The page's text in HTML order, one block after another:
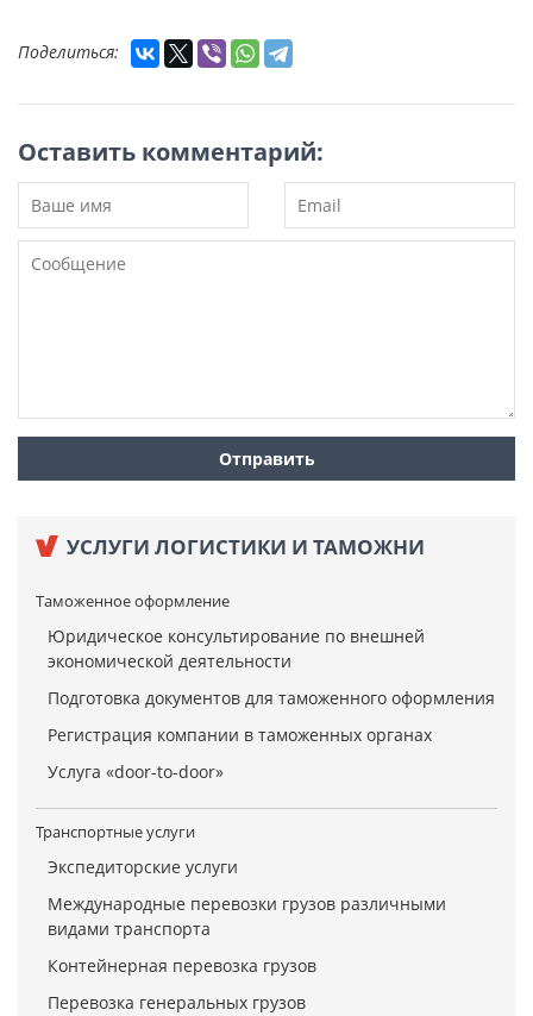
Поделиться:
Оставить комментарий:
УСЛУГИ ЛОГИСТИКИ И ТАМОЖНИ
Таможенное оформление
Юридическое консультирование по внешней
экономической деятельности
Подготовка документов для таможенного оформления
Регистрация компании в таможенных органах
Услуга «door-to-door»
Транспортные услуги
Экспедиторские услуги
Международные перевозки грузов различными
видами транспорта
Контейнерная перевозка грузов
Перевозка генеральных грузов